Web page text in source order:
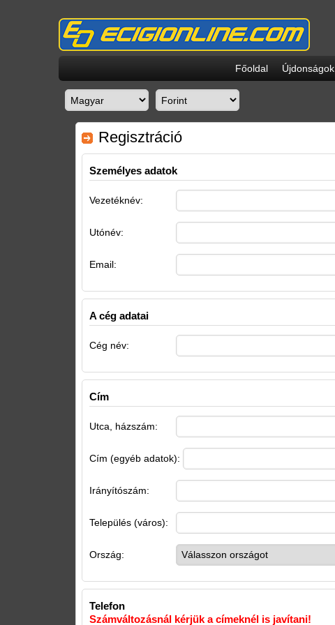
Főoldal Újdonságok
Regisztráció
Személyes adatok
Vezetéknév:
Utónév:
Email:
A cég adatai
Cég név:
Cím
Utca, házszám:
Cím (egyéb adatok):
Irányítószám:
Település (város):
Ország:
Telefon
Számváltozásnál kérjük a címeknél is javítani!